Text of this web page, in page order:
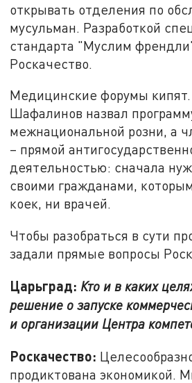
открывать отделения по
мусульман. Разработкой
стандарта "Муслим
Роскачество.
Медицинские форумы
Шафалинов назвал
межнациональной розни, а
– прямой
деятельностью: сначала
своими гражданами,
коек, ни врачей.
Чтобы разобраться в сути
задали прямые вопросы
Царьград: Кто и в каких
решение о запуске
и организации Центра
Роскачество:
продиктована экономикой.